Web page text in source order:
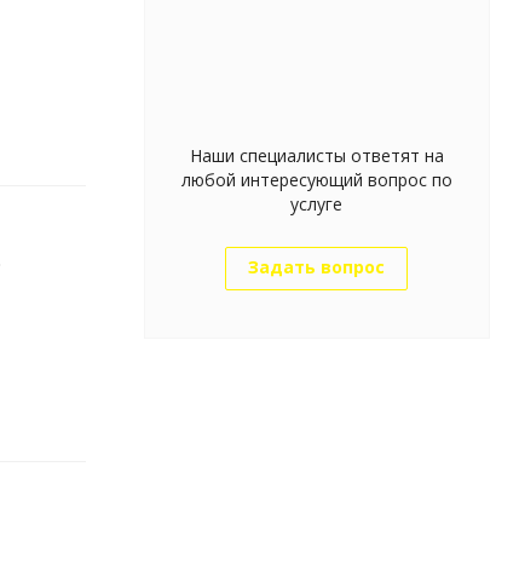
Наши специалисты ответят на
любой интересующий вопрос по
услуге
Задать вопрос